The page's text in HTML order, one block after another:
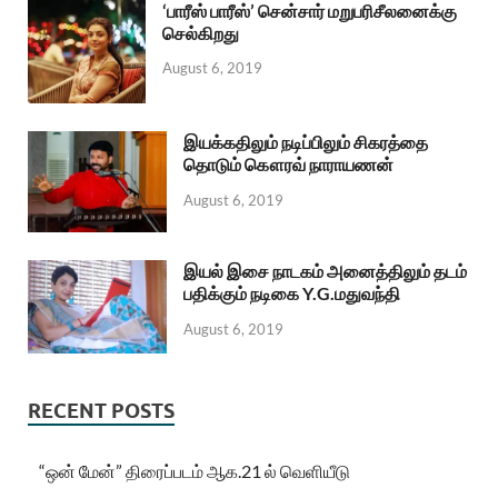
‘பாரீஸ் பாரீஸ்’ சென்சார் மறுபரிசீலனைக்கு
செல்கிறது
August 6, 2019
இயக்கதிலும் நடிப்பிலும் சிகரத்தை
தொடும் கௌரவ் நாராயணன்
August 6, 2019
இயல் இசை நாடகம் அனைத்திலும் தடம்
பதிக்கும் நடிகை Y.G.மதுவந்தி
August 6, 2019
RECENT POSTS
“ஒன் மேன்” திரைப்படம் ஆக.21 ல் வெளியீடு